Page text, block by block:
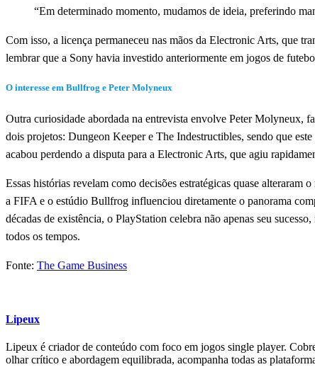
“Em determinado momento, mudamos de ideia, preferindo
Com isso, a licença permaneceu nas mãos da Electronic Arts, que
lembrar que a Sony havia investido anteriormente em jogos de
O interesse em Bullfrog e Peter Molyneux
Outra curiosidade abordada na entrevista envolve Peter Molyneux,
dois projetos: Dungeon Keeper e The Indestructibles, sendo que
acabou perdendo a disputa para a Electronic Arts, que agiu
Essas histórias revelam como decisões estratégicas quase
a FIFA e o estúdio Bullfrog influenciou diretamente o panorama
décadas de existência, o PlayStation celebra não apenas seu
todos os tempos.
Fonte: The Game Business
Lipeux
Lipeux é criador de conteúdo com foco em jogos single player.
olhar crítico e abordagem equilibrada, acompanha todas as